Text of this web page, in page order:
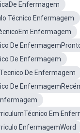
Enfermagem
Técnico Enfermagem
Enfermagem
De
De Enfermagem
De Enfermagem
De
Em
EnfermagemWord